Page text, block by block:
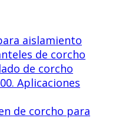
aislamiento
de corcho
de corcho
Aplicaciones
de corcho para